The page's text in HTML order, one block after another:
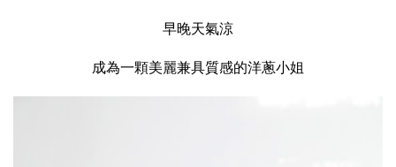
早晚天氣涼
成為一顆美麗兼具質感的洋蔥小姐